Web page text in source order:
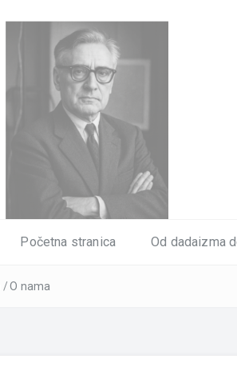
Početna stranica Od dadaizma
/ O nama